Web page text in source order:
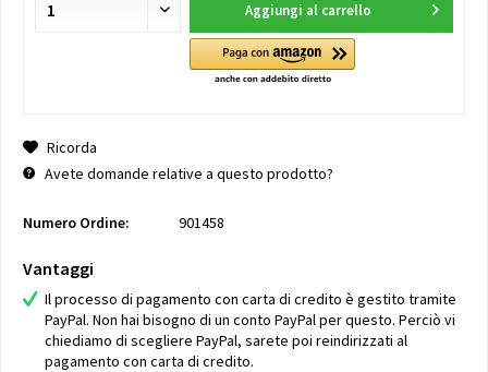
Aggiungi al carrello
Ricorda
Avete domande relative a questo prodotto?
Numero Ordine: 901458
Vantaggi
Il processo di pagamento con carta di credito è gestito tramite
PayPal. Non hai bisogno di un conto PayPal per questo. Perciò vi
chiediamo di scegliere PayPal, sarete poi reindirizzati al
pagamento con carta di credito.